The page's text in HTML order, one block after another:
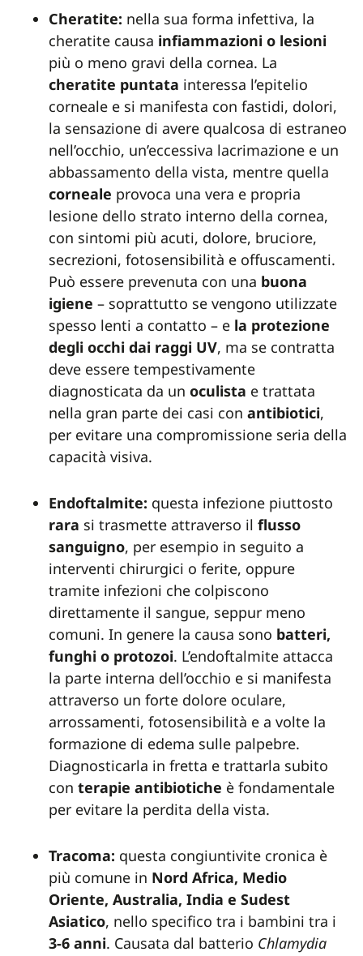
Cheratite: nella sua forma infettiva, la
cheratite causa infiammazioni o lesioni
più o meno gravi della cornea. La
cheratite puntata interessa l’epitelio
corneale e si manifesta con fastidi, dolori,
la sensazione di avere qualcosa di estraneo
nell’occhio, un’eccessiva lacrimazione e un
abbassamento della vista, mentre quella
corneale provoca una vera e propria
lesione dello strato interno della cornea,
con sintomi più acuti, dolore, bruciore,
secrezioni, fotosensibilità e offuscamenti.
Può essere prevenuta con una buona
igiene – soprattutto se vengono utilizzate
spesso lenti a contatto – e la protezione
degli occhi dai raggi UV, ma se contratta
deve essere tempestivamente
diagnosticata da un oculista e trattata
nella gran parte dei casi con antibiotici,
per evitare una compromissione seria della
capacità visiva.
Endoftalmite: questa infezione piuttosto
rara si trasmette attraverso il flusso
sanguigno, per esempio in seguito a
interventi chirurgici o ferite, oppure
tramite infezioni che colpiscono
direttamente il sangue, seppur meno
comuni. In genere la causa sono batteri,
funghi o protozoi. L’endoftalmite attacca
la parte interna dell’occhio e si manifesta
attraverso un forte dolore oculare,
arrossamenti, fotosensibilità e a volte la
formazione di edema sulle palpebre.
Diagnosticarla in fretta e trattarla subito
con terapie antibiotiche è fondamentale
per evitare la perdita della vista.
Tracoma: questa congiuntivite cronica è
più comune in Nord Africa, Medio
Oriente, Australia, India e Sudest
Asiatico, nello specifico tra i bambini tra i
3-6 anni. Causata dal batterio Chlamydia